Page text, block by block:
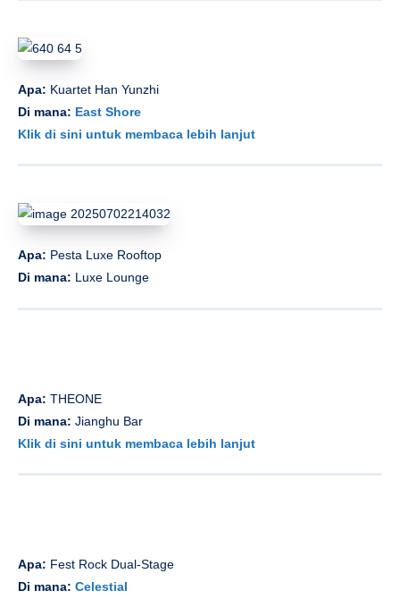
Apa: Kuartet Han Yunzhi
Di mana: East Shore
Klik di sini untuk membaca lebih lanjut
Apa: Pesta Luxe Rooftop
Di mana: Luxe Lounge
Apa: THEONE
Di mana: Jianghu Bar
Klik di sini untuk membaca lebih lanjut
Apa: Fest Rock Dual-Stage
Di mana: Celestial